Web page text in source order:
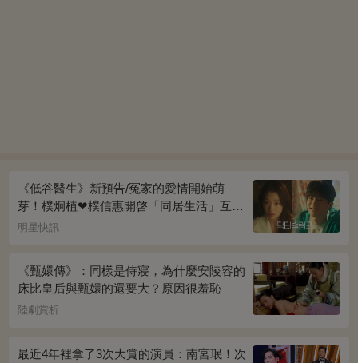
《低谷醫生》新預告/冤家的愛情開始萌
芽！樸炯植❤樸信惠開啓「同居生活」互相
共鳴、安慰~
明星快訊
《甄嬛傳》：同樣是侍寢，為什麼安陵容的
床比皇后與甄嬛的還要大？原因很羞恥
陸劇賞析
最近4年裡拿了3次大賞的演員：南宮珉！次